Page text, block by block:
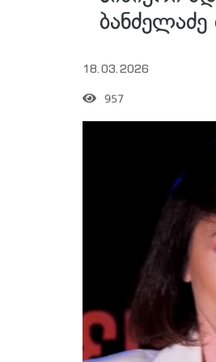
18.03.2026
957